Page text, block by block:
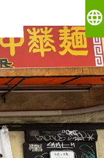
language